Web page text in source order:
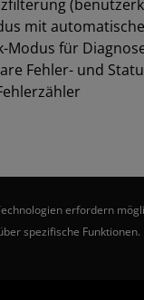
mit
Modus für
Fehler- und
erfordern
spezifische